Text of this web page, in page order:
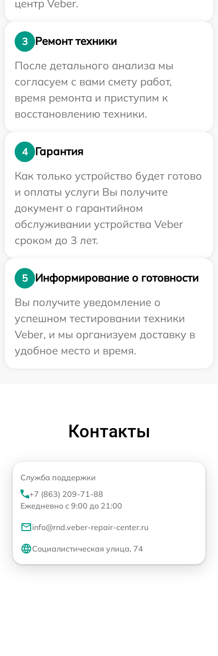
центр Veber.
3
Ремонт техники
После детального анализа мы
согласуем с вами смету работ,
время ремонта и приступим к
восстановлению техники.
4
Гарантия
Как только устройство будет готово
и оплаты услуги Вы получите
документ о гарантийном
обслуживании устройства Veber
сроком до 3 лет.
5
Информирование о готовности
Вы получите уведомление о
успешном тестировании техники
Veber, и мы организуем доставку в
удобное место и время.
Контакты
Служба поддержки
+7 (863) 209-71-88
Ежедневно с 9:00 до 21:00
info@rnd.veber-repair-center.ru
Социалистическая улица, 74